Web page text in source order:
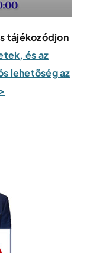
tájékozódjon
és az
lehetőség az